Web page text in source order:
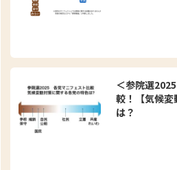
＜参院選
較！【気候
は？